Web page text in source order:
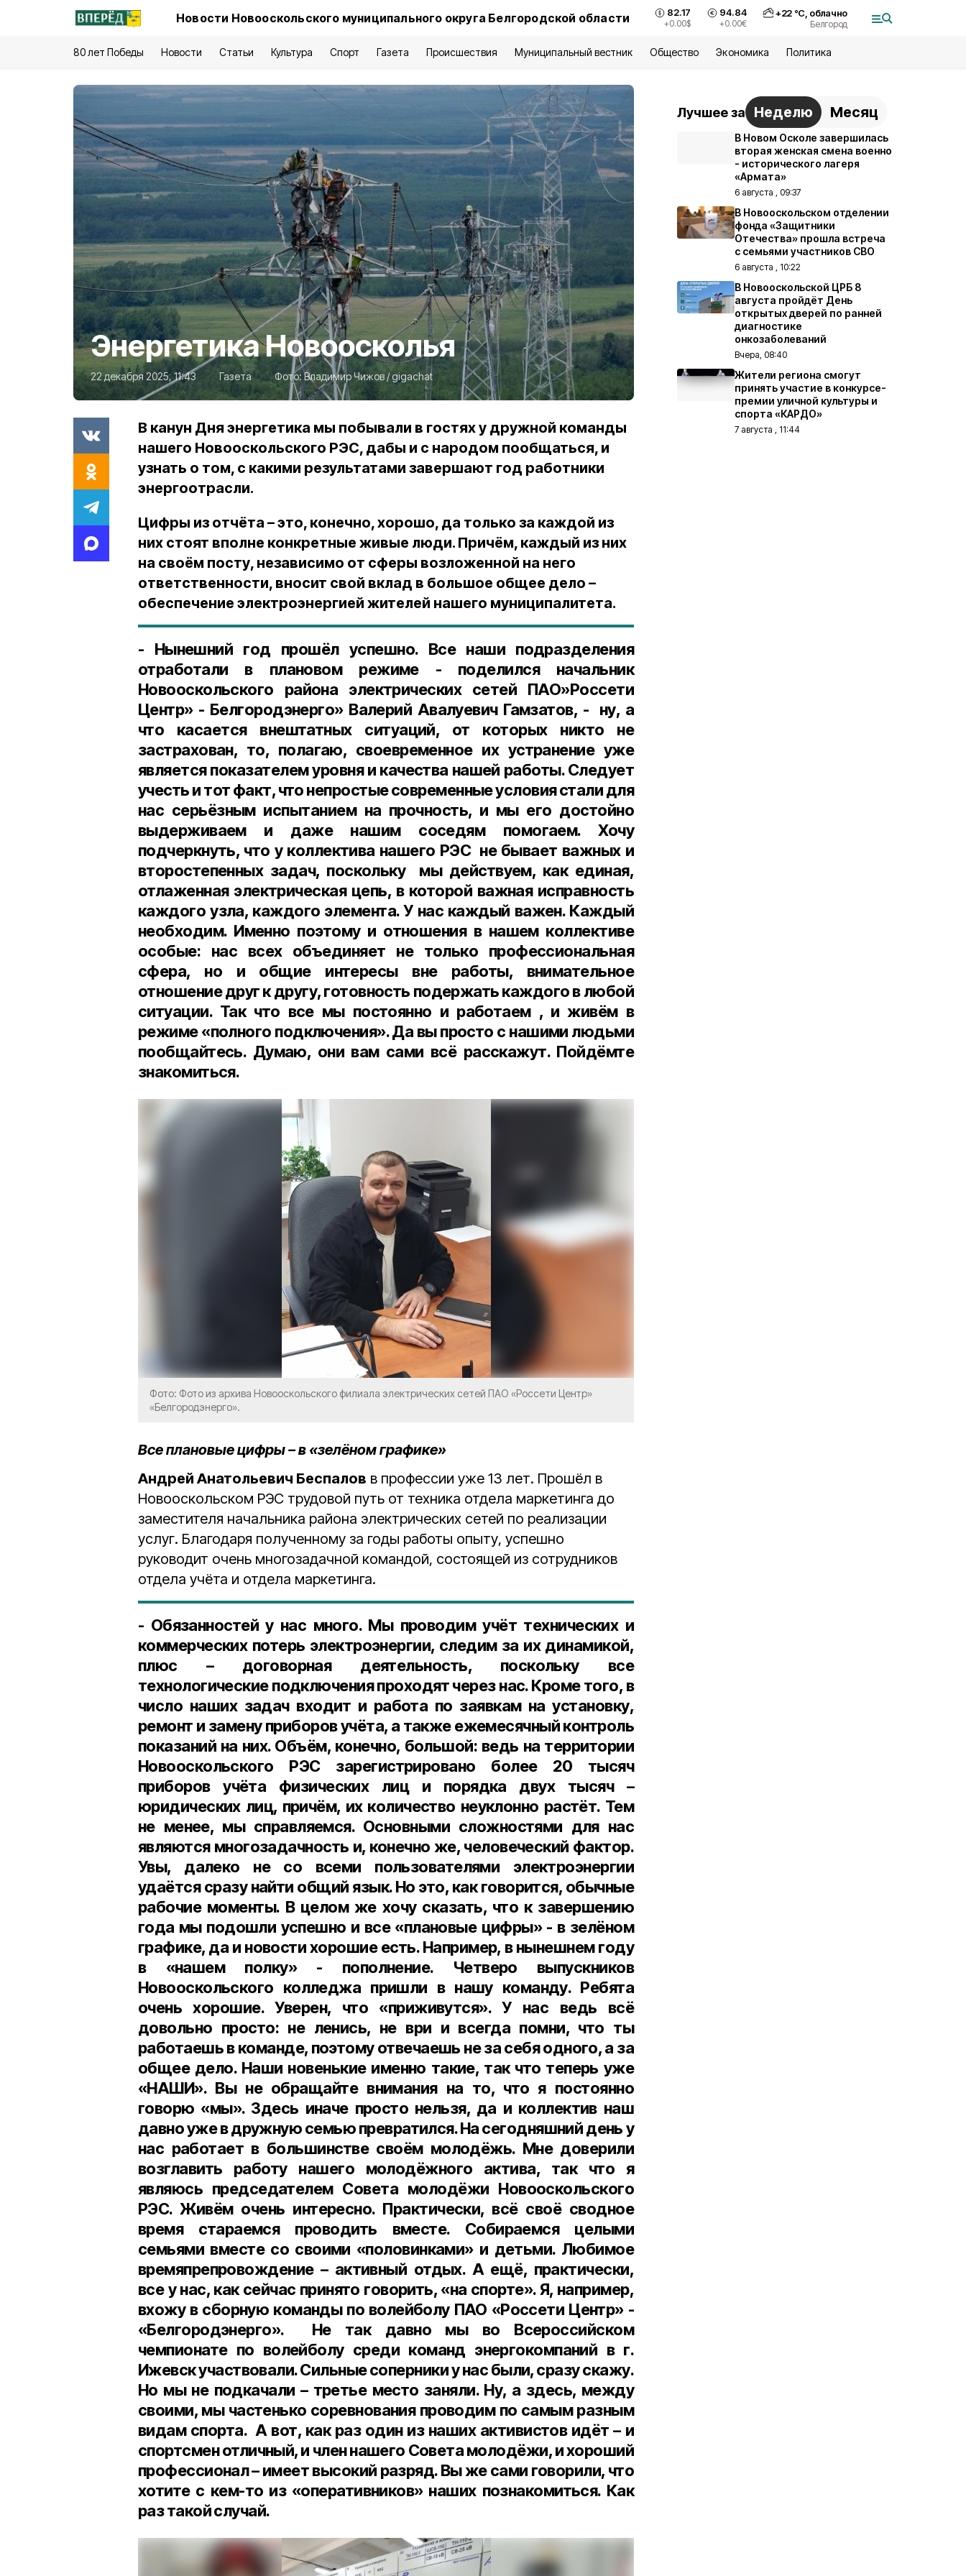
Новости Новооскольского муниципального округа Белгородской области 82.17
+0.00$
94.84
+0.00€
+22°С, облачно
Белгород
80 лет Победы Новости Статьи Культура Спорт Газета Происшествия Муниципальный вестник Общество Экономика Политика
Энергетика Новоосколья
22 декабря 2025, 11:43 Газета Фото:Владимир Чижов/gigachat
В канун Дня энергетика мы побывали в гостях у дружной команды
нашего Новооскольского РЭС, дабы и с народом пообщаться, и
узнать о том, с какими результатами завершают год работники
энергоотрасли.
Цифры из отчёта – это, конечно, хорошо, да только за каждой из
них стоят вполне конкретные живые люди. Причём, каждый из них
на своём посту, независимо от сферы возложенной на него
ответственности, вносит свой вклад в большое общее дело –
обеспечение электроэнергией жителей нашего муниципалитета.
- Нынешний год прошёл успешно. Все наши подразделения
отработали в плановом режиме - поделился начальник
Новооскольского района электрических сетей ПАО»Россети
Центр» - Белгородэнерго» Валерий Авалуевич Гамзатов, - ну, а
что касается внештатных ситуаций, от которых никто не
застрахован, то, полагаю, своевременное их устранение уже
является показателем уровня и качества нашей работы. Следует
учесть и тот факт, что непростые современные условия стали для
нас серьёзным испытанием на прочность, и мы его достойно
выдерживаем и даже нашим соседям помогаем. Хочу
подчеркнуть, что у коллектива нашего РЭС не бывает важных и
второстепенных задач, поскольку мы действуем, как единая,
отлаженная электрическая цепь, в которой важная исправность
каждого узла, каждого элемента. У нас каждый важен. Каждый
необходим. Именно поэтому и отношения в нашем коллективе
особые: нас всех объединяет не только профессиональная
сфера, но и общие интересы вне работы, внимательное
отношение друг к другу, готовность подержать каждого в любой
ситуации. Так что все мы постоянно и работаем , и живём в
режиме «полного подключения». Да вы просто с нашими людьми
пообщайтесь. Думаю, они вам сами всё расскажут. Пойдёмте
знакомиться.
Фото: Фото из архива Новооскольского филиала электрических сетей ПАО «Россети Центр»
«Белгородэнерго».
Все плановые цифры – в «зелёном графике»
Андрей Анатольевич Беспалов в профессии уже 13 лет. Прошёл в
Новооскольском РЭС трудовой путь от техника отдела маркетинга до
заместителя начальника района электрических сетей по реализации
услуг. Благодаря полученному за годы работы опыту, успешно
руководит очень многозадачной командой, состоящей из сотрудников
отдела учёта и отдела маркетинга.
- Обязанностей у нас много. Мы проводим учёт технических и
коммерческих потерь электроэнергии, следим за их динамикой,
плюс – договорная деятельность, поскольку все
технологические подключения проходят через нас. Кроме того, в
число наших задач входит и работа по заявкам на установку,
ремонт и замену приборов учёта, а также ежемесячный контроль
показаний на них. Объём, конечно, большой: ведь на территории
Новооскольского РЭС зарегистрировано более 20 тысяч
приборов учёта физических лиц и порядка двух тысяч –
юридических лиц, причём, их количество неуклонно растёт. Тем
не менее, мы справляемся. Основными сложностями для нас
являются многозадачность и, конечно же, человеческий фактор.
Увы, далеко не со всеми пользователями электроэнергии
удаётся сразу найти общий язык. Но это, как говорится, обычные
рабочие моменты. В целом же хочу сказать, что к завершению
года мы подошли успешно и все «плановые цифры» - в зелёном
графике, да и новости хорошие есть. Например, в нынешнем году
в «нашем полку» - пополнение. Четверо выпускников
Новооскольского колледжа пришли в нашу команду. Ребята
очень хорошие. Уверен, что «приживутся». У нас ведь всё
довольно просто: не ленись, не ври и всегда помни, что ты
работаешь в команде, поэтому отвечаешь не за себя одного, а за
общее дело. Наши новенькие именно такие, так что теперь уже
«НАШИ». Вы не обращайте внимания на то, что я постоянно
говорю «мы». Здесь иначе просто нельзя, да и коллектив наш
давно уже в дружную семью превратился. На сегодняшний день у
нас работает в большинстве своём молодёжь. Мне доверили
возглавить работу нашего молодёжного актива, так что я
являюсь председателем Совета молодёжи Новооскольского
РЭС. Живём очень интересно. Практически, всё своё сводное
время стараемся проводить вместе. Собираемся целыми
семьями вместе со своими «половинками» и детьми. Любимое
времяпрепровождение – активный отдых. А ещё, практически,
все у нас, как сейчас принято говорить, «на спорте». Я, например,
вхожу в сборную команды по волейболу ПАО «Россети Центр» -
«Белгородэнерго». Не так давно мы во Всероссийском
чемпионате по волейболу среди команд энергокомпаний в г.
Ижевск участвовали. Сильные соперники у нас были, сразу скажу.
Но мы не подкачали – третье место заняли. Ну, а здесь, между
своими, мы частенько соревнования проводим по самым разным
видам спорта. А вот, как раз один из наших активистов идёт – и
спортсмен отличный, и член нашего Совета молодёжи, и хороший
профессионал – имеет высокий разряд. Вы же сами говорили, что
хотите с кем-то из «оперативников» наших познакомиться. Как
раз такой случай.
Лучшее за Неделю Месяц
В Новом Осколе завершилась
вторая женская смена военно
- исторического лагеря
«Армата»
6 августа , 09:37
В Новооскольском отделении
фонда «Защитники
Отечества» прошла встреча
с семьями участников СВО
6 августа , 10:22
В Новооскольской ЦРБ 8
августа пройдёт День
открытых дверей по ранней
диагностике
онкозаболеваний
Вчера, 08:40
Жители региона смогут
принять участие в конкурсе-
премии уличной культуры и
спорта «КАРДО»
7 августа , 11:44